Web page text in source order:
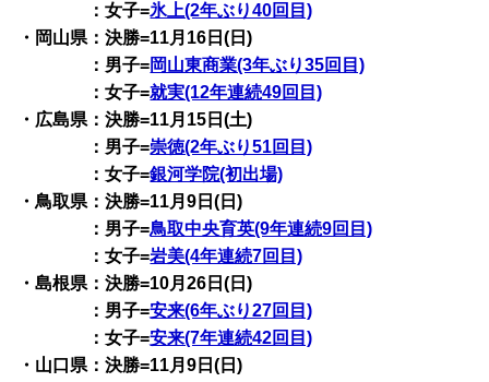
：女子=氷上(2年ぶり40回目)
・岡山県：決勝=11月16日(日)
：男子=岡山東商業(3年ぶり35回目)
：女子=就実(12年連続49回目)
・広島県：決勝=11月15日(土)
：男子=崇徳(2年ぶり51回目)
：女子=銀河学院(初出場)
・鳥取県：決勝=11月9日(日)
：男子=鳥取中央育英(9年連続9回目)
：女子=岩美(4年連続7回目)
・島根県：決勝=10月26日(日)
：男子=安来(6年ぶり27回目)
：女子=安来(7年連続42回目)
・山口県：決勝=11月9日(日)